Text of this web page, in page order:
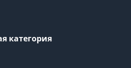
категория